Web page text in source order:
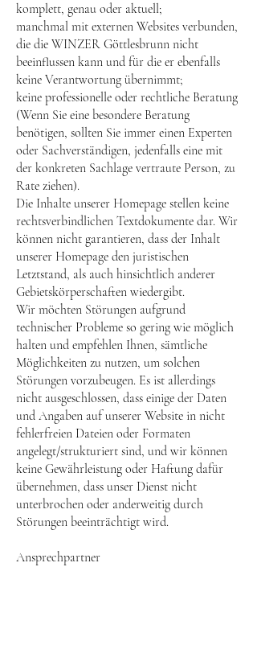
komplett, genau oder aktuell;
manchmal mit externen Websites verbunden,
die die WINZER Göttlesbrunn nicht
beeinflussen kann und für die er ebenfalls
keine Verantwortung übernimmt;
keine professionelle oder rechtliche Beratung
(Wenn Sie eine besondere Beratung
benötigen, sollten Sie immer einen Experten
oder Sachverständigen, jedenfalls eine mit
der konkreten Sachlage vertraute Person, zu
Rate ziehen).
Die Inhalte unserer Homepage stellen keine
rechtsverbindlichen Textdokumente dar. Wir
können nicht garantieren, dass der Inhalt
unserer Homepage den juristischen
Letztstand, als auch hinsichtlich anderer
Gebietskörperschaften wiedergibt.
Wir möchten Störungen aufgrund
technischer Probleme so gering wie möglich
halten und empfehlen Ihnen, sämtliche
Möglichkeiten zu nutzen, um solchen
Störungen vorzubeugen. Es ist allerdings
nicht ausgeschlossen, dass einige der Daten
und Angaben auf unserer Website in nicht
fehlerfreien Dateien oder Formaten
angelegt/strukturiert sind, und wir können
keine Gewährleistung oder Haftung dafür
übernehmen, dass unser Dienst nicht
unterbrochen oder anderweitig durch
Störungen beeinträchtigt wird.
Ansprechpartner